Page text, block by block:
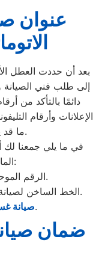
عنوان
بعد أن حددت العطل
إلى طلب فني الصيانة
دائمًا بالتأكد من
الإعلانات وأرقام
ما قد يعرضك لعمليات النصب.
في ما يلي جمعنا لك
الماركات في مدينة نصر:
الرقم الموحد لصيانة دايو 01010916814.
الخط الساخن لصيانة غسالات ملابس دايو 01210999852.
صيانة01096922100.
ضمان